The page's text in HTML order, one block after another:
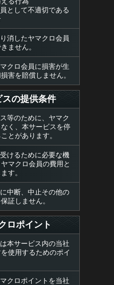
として不適切である
消したヤマクロ会員
ません。
クロ会員に損害が生
害を賠償しません。
の提供条件
等のために、ヤマク
く、本サービスを停
とがあります。
けるために必要な機
マクロ会員の費用と
す。
中断、中止その他の
証しません。
ロポイント
本サービス内の当社
使用するためのポイ
クロポイントを当社